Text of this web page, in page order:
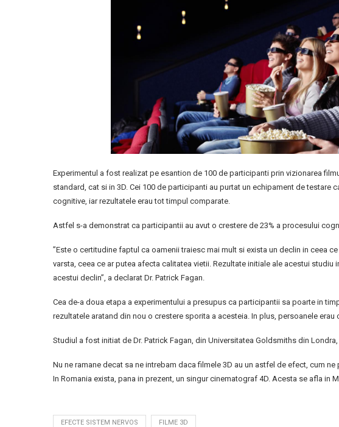
Experimentul a fost realizat pe esantion de 100 de participanti prin vizionarea
standard, cat si in 3D. Cei 100 de participanti au purtat un echipament de
cognitive, iar rezultatele erau tot timpul comparate.
Astfel s-a demonstrat ca participantii au avut o crestere de 23% a procesului
”Este o certitudine faptul ca oamenii traiesc mai mult si exista un declin in ceea
varsta, ceea ce ar putea afecta calitatea vietii. Rezultate initiale ale acestui
acestui declin”, a declarat Dr. Patrick Fagan.
Cea de-a doua etapa a experimentului a presupus ca participantii sa poarte in
rezultatele aratand din nou o crestere sporita a acesteia. In plus, persoanele erau
Studiul a fost initiat de Dr. Patrick Fagan, din Universitatea Goldsmiths din
Nu ne ramane decat sa ne intrebam daca filmele 3D au un astfel de efect, cum
In Romania exista, pana in prezent, un singur cinematograf 4D. Acesta se afla in
EFECTE SISTEM NERVOS FILME 3D